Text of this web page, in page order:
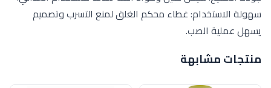
سهولة الاستخدام: غطاء محكم الغلق لمنع التسرب وتصميم
يسهل عملية الصب.
منتجات مشابهة